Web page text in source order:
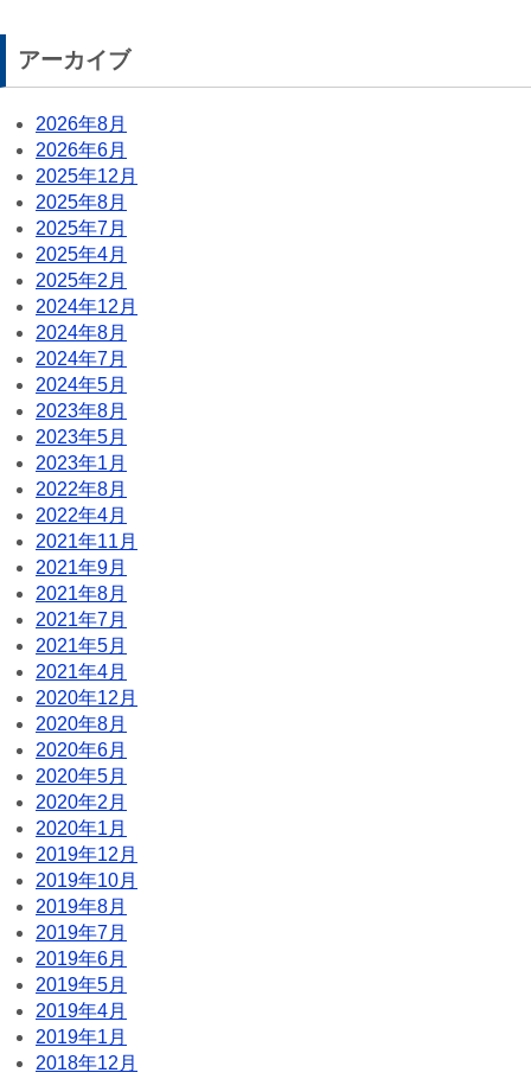
アーカイブ
2026年8月
2026年6月
2025年12月
2025年8月
2025年7月
2025年4月
2025年2月
2024年12月
2024年8月
2024年7月
2024年5月
2023年8月
2023年5月
2023年1月
2022年8月
2022年4月
2021年11月
2021年9月
2021年8月
2021年7月
2021年5月
2021年4月
2020年12月
2020年8月
2020年6月
2020年5月
2020年2月
2020年1月
2019年12月
2019年10月
2019年8月
2019年7月
2019年6月
2019年5月
2019年4月
2019年1月
2018年12月